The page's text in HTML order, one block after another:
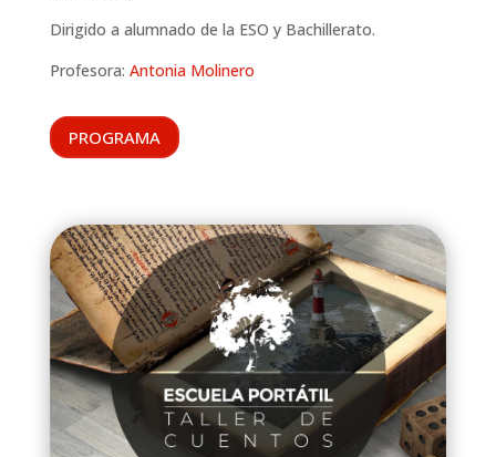
Dirigido a alumnado de la ESO y Bachillerato.
Profesora: Antonia Molinero
PROGRAMA